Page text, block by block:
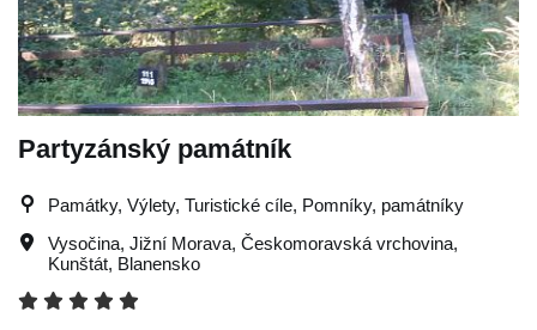
Partyzánský památník
Památky, Výlety, Turistické cíle, Pomníky, památníky
Vysočina, Jižní Morava, Českomoravská vrchovina,
Kunštát, Blanensko